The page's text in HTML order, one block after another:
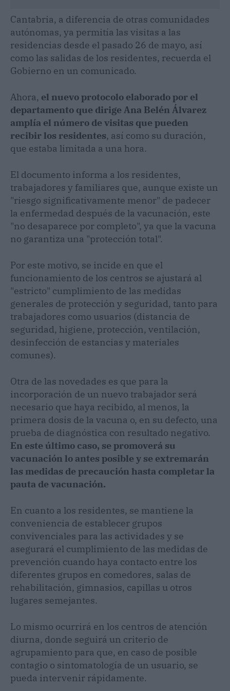
Cantabria, a diferencia de otras comunidades
autónomas, ya permitía las visitas a las
residencias desde el pasado 26 de mayo, así
como las salidas de los residentes, recuerda el
Gobierno en un comunicado.
Ahora, el nuevo protocolo elaborado por el
departamento que dirige Ana Belén Álvarez
amplía el número de visitas que pueden
recibir los residentes, así como su duración,
que estaba limitada a una hora.
El documento informa a los residentes,
trabajadores y familiares que, aunque existe un
"riesgo significativamente menor" de padecer
la enfermedad después de la vacunación, este
"no desaparece por completo", ya que la vacuna
no garantiza una "protección total".
Por este motivo, se incide en que el
funcionamiento de los centros se ajustará al
"estricto" cumplimiento de las medidas
generales de protección y seguridad, tanto para
trabajadores como usuarios (distancia de
seguridad, higiene, protección, ventilación,
desinfección de estancias y materiales
comunes).
Otra de las novedades es que para la
incorporación de un nuevo trabajador será
necesario que haya recibido, al menos, la
primera dosis de la vacuna o, en su defecto, una
prueba de diagnóstica con resultado negativo.
En este último caso, se promoverá su
vacunación lo antes posible y se extremarán
las medidas de precaución hasta completar la
pauta de vacunación.
En cuanto a los residentes, se mantiene la
conveniencia de establecer grupos
convivenciales para las actividades y se
asegurará el cumplimiento de las medidas de
prevención cuando haya contacto entre los
diferentes grupos en comedores, salas de
rehabilitación, gimnasios, capillas u otros
lugares semejantes.
Lo mismo ocurrirá en los centros de atención
diurna, donde seguirá un criterio de
agrupamiento para que, en caso de posible
contagio o sintomatología de un usuario, se
pueda intervenir rápidamente.